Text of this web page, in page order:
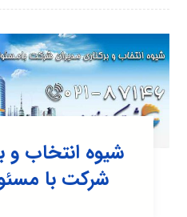
شیوه انتخاب و
شرکت با